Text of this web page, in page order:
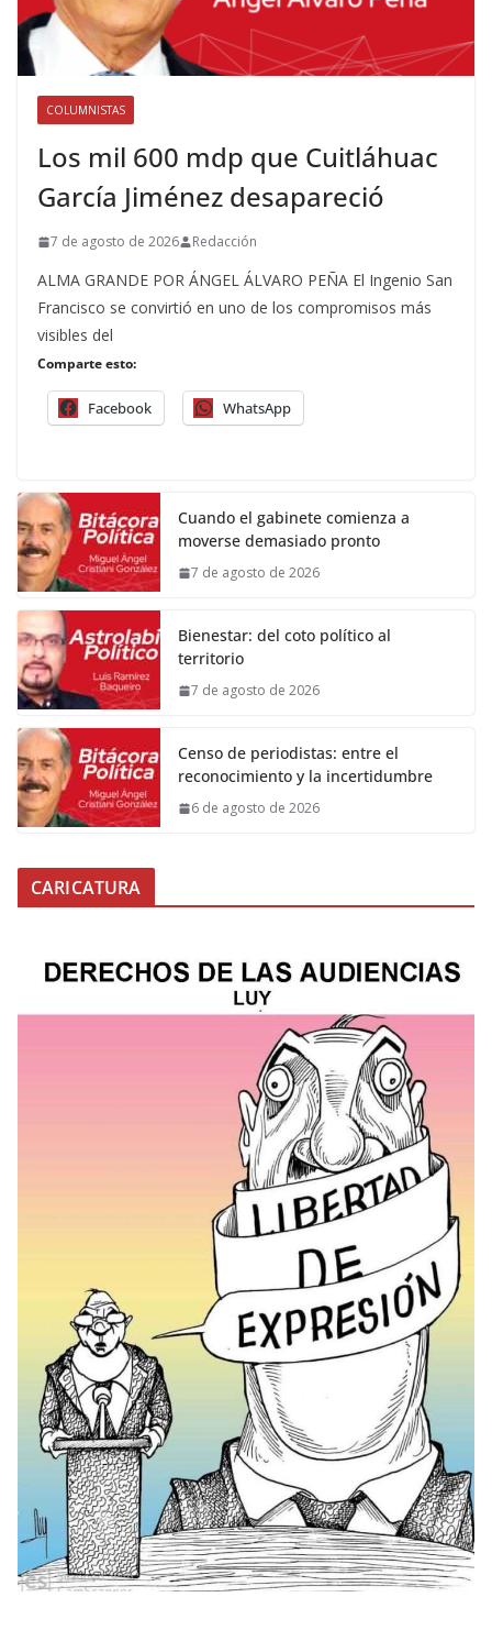
COLUMNISTAS
Los mil 600 mdp que Cuitláhuac
García Jiménez desapareció
7 de agosto de 2026 Redacción
ALMA GRANDE POR ÁNGEL ÁLVARO PEÑA El Ingenio San
Francisco se convirtió en uno de los compromisos más
visibles del
Comparte esto:
Facebook WhatsApp
Cuando el gabinete comienza a
moverse demasiado pronto
7 de agosto de 2026
Bienestar: del coto político al
territorio
7 de agosto de 2026
Censo de periodistas: entre el
reconocimiento y la incertidumbre
6 de agosto de 2026
CARICATURA